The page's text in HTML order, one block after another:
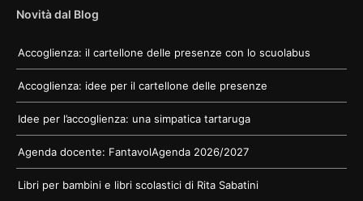
Novità dal Blog
Accoglienza: il cartellone delle presenze con lo scuolabus
Accoglienza: idee per il cartellone delle presenze
Idee per l’accoglienza: una simpatica tartaruga
Agenda docente: FantavolAgenda 2026/2027
Libri per bambini e libri scolastici di Rita Sabatini